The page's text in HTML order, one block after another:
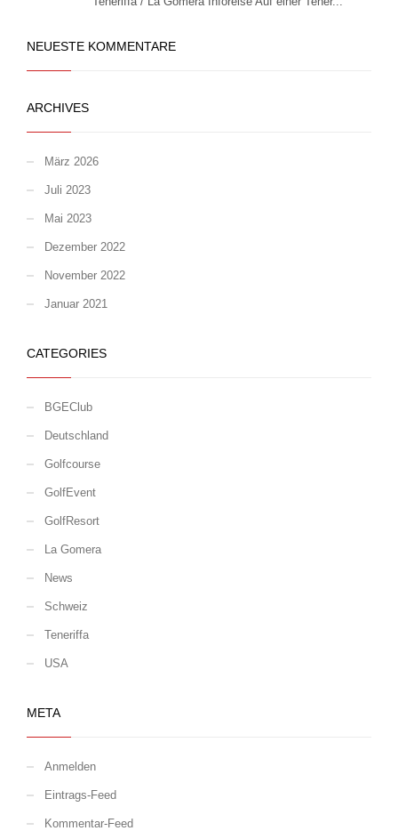
NEUESTE KOMMENTARE
ARCHIVES
März 2026
Juli 2023
Mai 2023
Dezember 2022
November 2022
Januar 2021
CATEGORIES
BGEClub
Deutschland
Golfcourse
GolfEvent
GolfResort
La Gomera
News
Schweiz
Teneriffa
USA
META
Anmelden
Eintrags-Feed
Kommentar-Feed